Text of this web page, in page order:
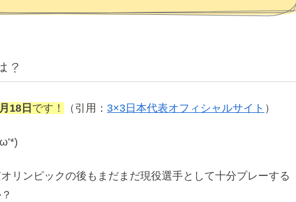
？
18日 です！ （引用： 3×3日本代表オフィシャルサイト ）
リンピックの後もまだまだ現役選手として十分プレーする